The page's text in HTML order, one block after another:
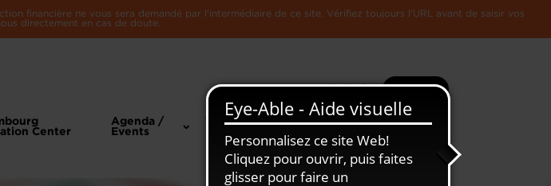
financière ne vous sera demandé par l'intermédiaire de ce site. Vérifiez toujours l'URL avant de saisir vos
directement en cas de doute.
Recherche Plus
Center
Agenda /
Events
Toute
L'Economie